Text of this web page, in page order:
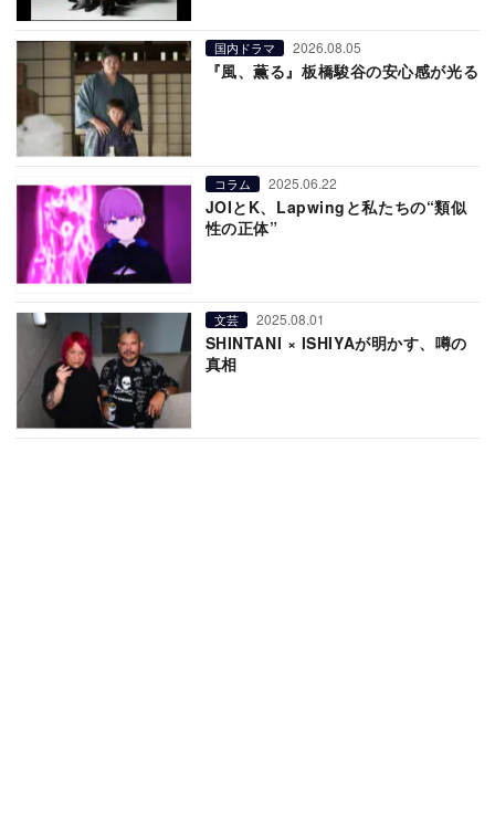
国内ドラマ 2026.08.05
『風、薫る』板橋駿谷の安心感が光る
コラム 2025.06.22
JOIとK、Lapwingと私たちの“類似
性の正体”
文芸 2025.08.01
SHINTANI × ISHIYAが明かす、噂の
真相